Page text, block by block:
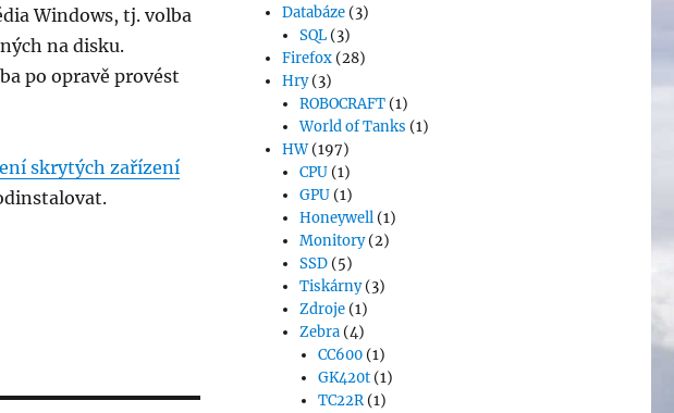
Windows, tj. volba
na disku.
po opravě provést
skrytých zařízení
Databáze (3)
SQL (3)
Firefox (28)
Hry(3)
ROBOCRAFT (1)
World of Tanks (1)
HW(197)
CPU (1)
GPU (1)
Honeywell (1)
Monitory(2)
SSD (5)
Tiskárny(3)
Zdroje (1)
Zebra (4)
CC600(1)
GK420t(1)
TC22R(1)